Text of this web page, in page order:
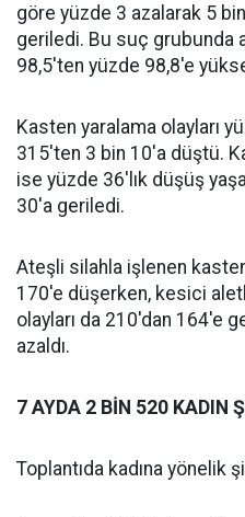
göre yüzde 3 azalarak 5
geriledi. Bu suç grubunda
98,5'ten yüzde 98,8'e
Kasten yaralama olayları
315'ten 3 bin 10'a düştü.
ise yüzde 36'lık düşüş
30'a geriledi.
Ateşli silahla işlenen
170'e düşerken, kesici
olayları da 210'dan 164'e
azaldı.
7 AYDA 2 BİN 520 KADIN
Toplantıda kadına yönelik